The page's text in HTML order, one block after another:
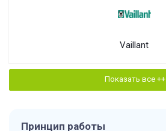
Vaillant
Показать все ++
Принцип работы